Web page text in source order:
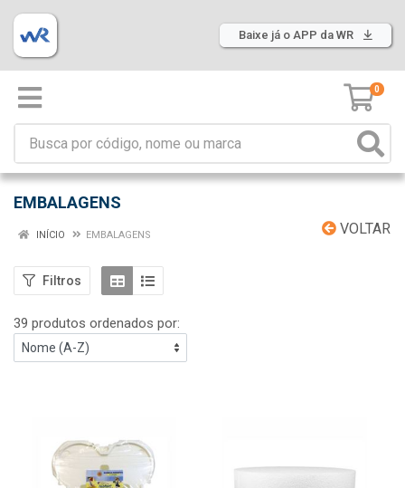
Baixe já o APP da WR
0
EMBALAGENS
VOLTAR
INÍCIO EMBALAGENS
Filtros
39 produtos ordenados por: